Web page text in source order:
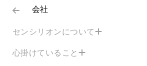
会社
センシリオンについて
心掛けていること